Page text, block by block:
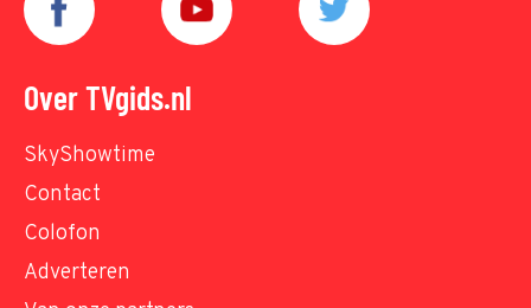
Over TVgids.nl
SkyShowtime
Contact
Colofon
Adverteren